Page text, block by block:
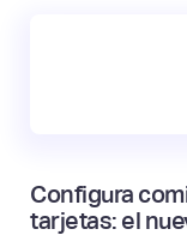
Configura
tarjetas: el